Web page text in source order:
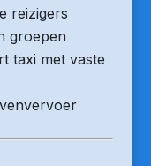
reizigers
groepen
taxi met vaste